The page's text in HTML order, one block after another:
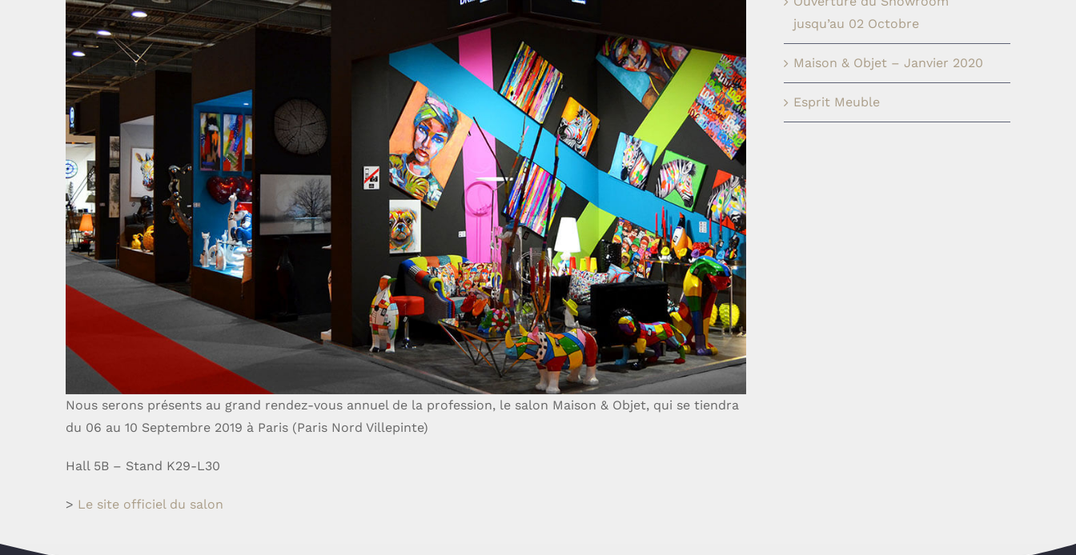
Nous serons présents au grand rendez-vous annuel de la profession, le salon Maison & Objet, qui se tiendra
du 06 au 10 Septembre 2019 à Paris (Paris Nord Villepinte)
Hall 5B – Stand K29-L30
> Le site officiel du salon
jusqu’au 02 Octobre
Maison & Objet – Janvier 2020
Esprit Meuble